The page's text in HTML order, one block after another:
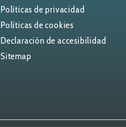
Políticas de privacidad
Políticas de cookies
Declaración de accesibilidad
Sitemap